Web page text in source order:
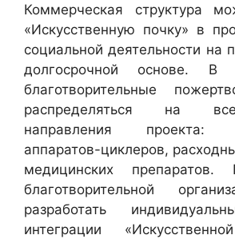
Коммерческая структура
«Искусственную почку» в
социальной деятельности на
долгосрочной основе. В
благотворительные
распределяться на
направления проекта:
аппаратов-циклеров,
медицинских
благотворительной
разработать
интеграции